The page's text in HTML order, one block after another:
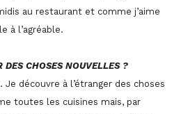
au restaurant et comme j’aime
à l’agréable.
DES CHOSES NOUVELLES ?
Je découvre à l’étranger des choses
toutes les cuisines mais, par